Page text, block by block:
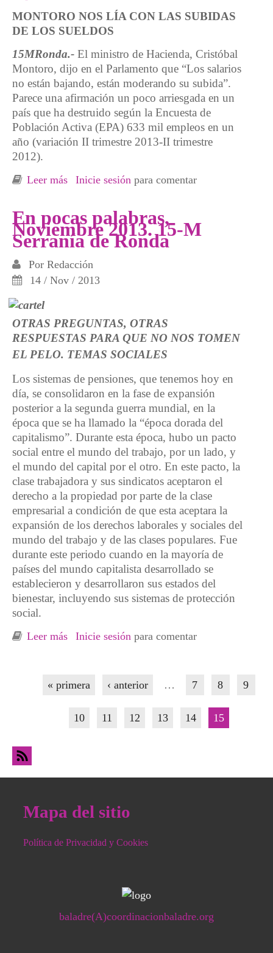
MONTORO NOS LÍA CON LAS SUBIDAS
DE LOS SUELDOS
15MRonda.- El ministro de Hacienda, Cristóbal
Montoro, dijo en el Parlamento que “Los salarios
no están bajando, están moderando su subida”.
Parece una afirmación un poco arriesgada en un
país que ha destruido según la Encuesta de
Población Activa (EPA) 633 mil empleos en un
año (variación II trimestre 2013-II trimestre
2012).
Leer más sobre En pocas palabras desmontando
Inicie sesión para comentar
En pocas palabras,
Noviembre 2013. 15-M
Serranía de Ronda
Por Redacción
14 / Nov / 2013
OTRAS PREGUNTAS, OTRAS
RESPUESTAS PARA QUE NO NOS TOMEN
EL PELO. TEMAS SOCIALES
Los sistemas de pensiones, que tenemos hoy en
día, se consolidaron en la fase de expansión
posterior a la segunda guerra mundial, en la
época que se ha llamado la “época dorada del
capitalismo”. Durante esta época, hubo un pacto
social entre el mundo del trabajo, por un lado, y
el mundo del capital por el otro. En este pacto, la
clase trabajadora y sus sindicatos aceptaron el
derecho a la propiedad por parte de la clase
empresarial a condición de que esta aceptara la
expansión de los derechos laborales y sociales del
mundo del trabajo y de las clases populares. Fue
durante este periodo cuando en la mayoría de
países del mundo capitalista desarrollado se
establecieron y desarrollaron sus estados del
bienestar, incluyendo sus sistemas de protección
social.
Leer más sobre En pocas palabras, Noviembre 2013.
Inicie sesión para comentar
« primera ‹ anterior … 7 8 9
10 11 12 13 14 15
Mapa del sitio
Política de Privacidad y Cookies
baladre(A)coordinacionbaladre.org